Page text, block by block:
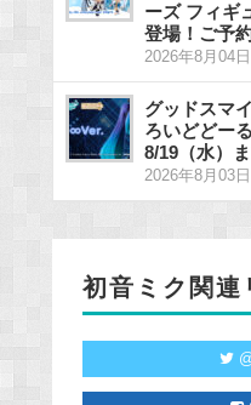
ーズ フィギ
登場！ご予
2026年8月04
グッドスマ
ろいどどー
8/19（水）
2026年8月03
初音ミク関連